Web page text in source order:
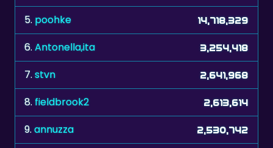
5. poohke 14,718,329
6.Antonella,ita 3,254,418
7.stvn 2,641,968
8.fieldbrook2 2,613,614
9.annuzza 2,530,742